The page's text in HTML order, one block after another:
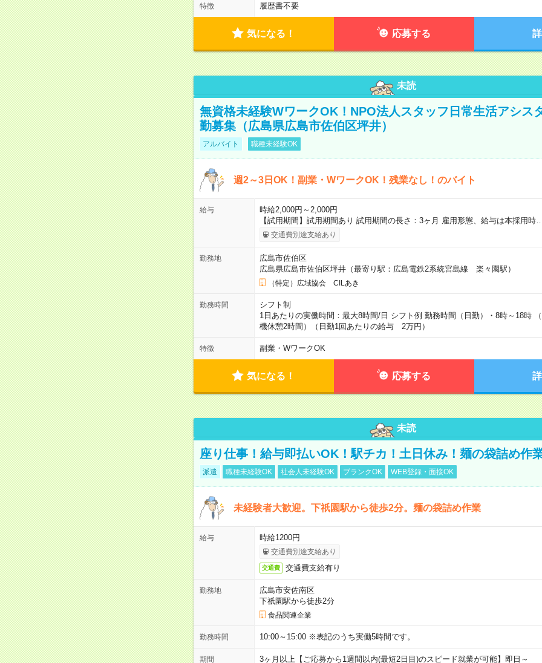
特徴 履歴書不要
気になる！ 応募する
未読
無資格未経験WワークOK！NPO法人スタッフ日常生活アシ
勤募集（広島県広島市佐伯区坪井）
アルバイト 職種未経験OK
週2～3日OK！副業・WワークOK！残業なし！のバイト
給与
時給2,000円～2,000円
【試用期間】試用期間あり 試用期間の長さ：3ヶ月 雇用形態、給与は本採用時
交通費別途支給あり
勤務地
広島市佐伯区
広島県広島市佐伯区坪井（最寄り駅：広島電鉄2系統宮島線 楽々園駅）
（特定）広域協会 CILあき
勤務時間
シフト制
1日あたりの実働時間：最大8時間/日 シフト例 勤務時間（日勤）・8時～18時
機休憩2時間）（日勤1回あたりの給与 2万円）
特徴 副業・WワークOK
気になる！ 応募する
未読
座り仕事！給与即払いOK！駅チカ！土日休み！麺の袋詰め作
派遣 職種未経験OK 社会人未経験OK ブランクOK WEB登録・面接OK
未経験者大歓迎。下祇園駅から徒歩2分。麺の袋詰め作業
給与 時給1200円
交通費別途支給あり
交通費 交通費支給有り
勤務地
広島市安佐南区
下祇園駅から徒歩2分
食品関連企業
勤務時間 10:00～15:00 ※表記のうち実働5時間です。
期間 3ヶ月以上【ご応募から1週間以内(最短2日目)のスピード就業が可能】即日～